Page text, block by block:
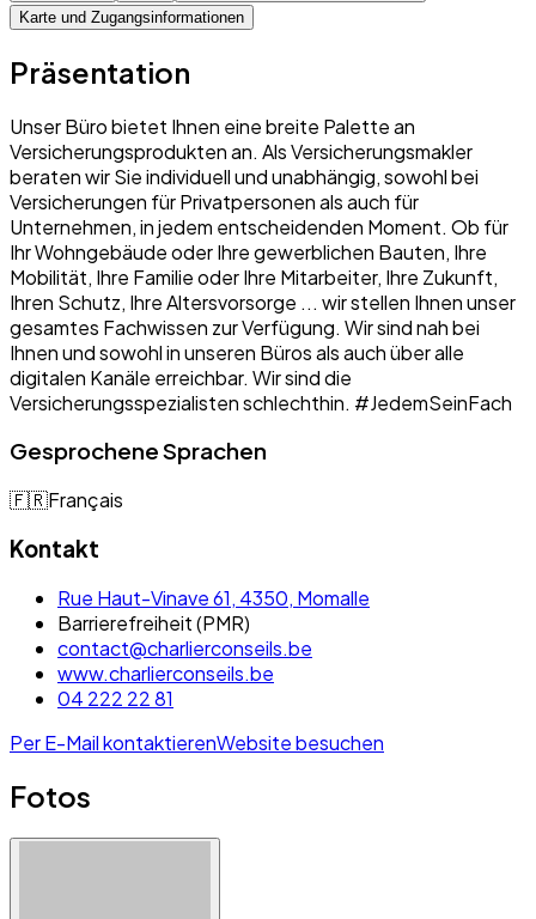
Karte und Zugangsinformationen
Präsentation
Unser Büro bietet Ihnen eine breite Palette an
Versicherungsprodukten an. Als Versicherungsmakler
beraten wir Sie individuell und unabhängig, sowohl bei
Versicherungen für Privatpersonen als auch für
Unternehmen, in jedem entscheidenden Moment. Ob für
Ihr Wohngebäude oder Ihre gewerblichen Bauten, Ihre
Mobilität, Ihre Familie oder Ihre Mitarbeiter, Ihre Zukunft,
Ihren Schutz, Ihre Altersvorsorge ... wir stellen Ihnen unser
gesamtes Fachwissen zur Verfügung. Wir sind nah bei
Ihnen und sowohl in unseren Büros als auch über alle
digitalen Kanäle erreichbar. Wir sind die
Versicherungsspezialisten schlechthin. #JedemSeinFach
Gesprochene Sprachen
🇫🇷Français
Kontakt
Rue Haut-Vinave 61, 4350, Momalle
Barrierefreiheit (PMR)
contact@charlierconseils.be
www.charlierconseils.be
04 222 22 81
Per E-Mail kontaktierenWebsite besuchen
Fotos